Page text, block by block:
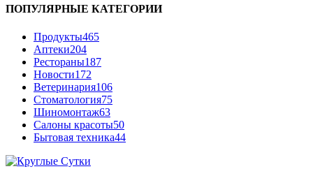
ПОПУЛЯРНЫЕ КАТЕГОРИИ
Продукты465
Аптеки204
Рестораны187
Новости172
Ветеринария106
Стоматология75
Шиномонтаж63
Салоны красоты50
Бытовая техника44